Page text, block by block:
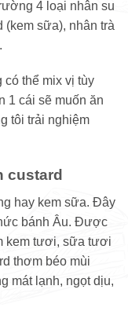
4 loại nhân su
(kem sữa), nhân trà
thể mix vị tùy
1 cái sẽ muốn ăn
tôi trải nghiệm
custard
hay kem sữa. Đây
bánh Âu. Được
kem tươi, sữa tươi
thơm béo mùi
mát lạnh, ngọt dịu,